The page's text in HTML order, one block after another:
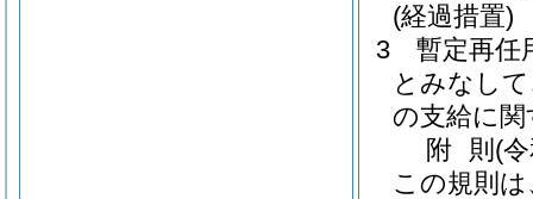
(経過措置)
3
暫定再任
とみなし
の支給に
附 則 (
この規則